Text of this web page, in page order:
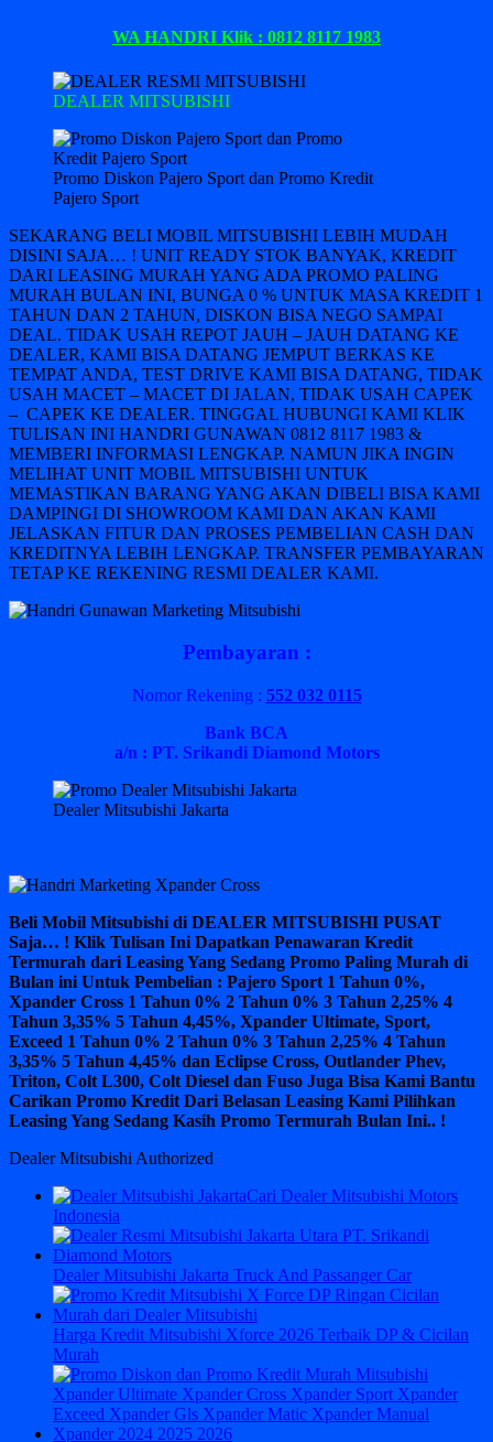
WA HANDRI Klik : 0812 8117 1983
DEALER MITSUBISHI
Promo Diskon Pajero Sport dan Promo Kredit
Pajero Sport
SEKARANG BELI MOBIL MITSUBISHI LEBIH MUDAH
DISINI SAJA… ! UNIT READY STOK BANYAK, KREDIT
DARI LEASING MURAH YANG ADA PROMO PALING
MURAH BULAN INI, BUNGA 0 % UNTUK MASA KREDIT 1
TAHUN DAN 2 TAHUN, DISKON BISA NEGO SAMPAI
DEAL. TIDAK USAH REPOT JAUH – JAUH DATANG KE
DEALER, KAMI BISA DATANG JEMPUT BERKAS KE
TEMPAT ANDA, TEST DRIVE KAMI BISA DATANG, TIDAK
USAH MACET – MACET DI JALAN, TIDAK USAH CAPEK
– CAPEK KE DEALER. TINGGAL HUBUNGI KAMI KLIK
TULISAN INI HANDRI GUNAWAN 0812 8117 1983 &
MEMBERI INFORMASI LENGKAP. NAMUN JIKA INGIN
MELIHAT UNIT MOBIL MITSUBISHI UNTUK
MEMASTIKAN BARANG YANG AKAN DIBELI BISA KAMI
DAMPINGI DI SHOWROOM KAMI DAN AKAN KAMI
JELASKAN FITUR DAN PROSES PEMBELIAN CASH DAN
KREDITNYA LEBIH LENGKAP. TRANSFER PEMBAYARAN
TETAP KE REKENING RESMI DEALER KAMI.
Pembayaran :
Nomor Rekening : 552 032 0115
Bank BCA
a/n : PT. Srikandi Diamond Motors
Dealer Mitsubishi Jakarta
Beli Mobil Mitsubishi di DEALER MITSUBISHI PUSAT
Saja… ! Klik Tulisan Ini Dapatkan Penawaran Kredit
Termurah dari Leasing Yang Sedang Promo Paling Murah di
Bulan ini Untuk Pembelian : Pajero Sport 1 Tahun 0%,
Xpander Cross 1 Tahun 0% 2 Tahun 0% 3 Tahun 2,25% 4
Tahun 3,35% 5 Tahun 4,45%, Xpander Ultimate, Sport,
Exceed 1 Tahun 0% 2 Tahun 0% 3 Tahun 2,25% 4 Tahun
3,35% 5 Tahun 4,45% dan Eclipse Cross, Outlander Phev,
Triton, Colt L300, Colt Diesel dan Fuso Juga Bisa Kami Bantu
Carikan Promo Kredit Dari Belasan Leasing Kami Pilihkan
Leasing Yang Sedang Kasih Promo Termurah Bulan Ini.. !
Dealer Mitsubishi Authorized
Cari Dealer Mitsubishi Motors
Indonesia
Dealer Mitsubishi Jakarta Truck And Passanger Car
Harga Kredit Mitsubishi Xforce 2026 Terbaik DP & Cicilan
Murah